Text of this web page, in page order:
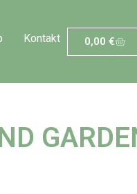
Kontakt 0,00 €